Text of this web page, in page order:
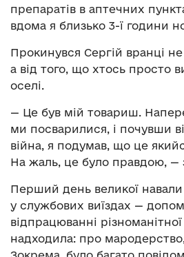
препаратів в аптечних
вдома я близько 3-ї години
Прокинувся Сергій вранці
а від того, що хтось просто
оселі.
— Це був мій товариш.
ми посварилися, і почувши
війна, я подумав, що це
На жаль, це було правдою, —
Перший день великої
у службових виїздах —
відпрацюванні
надходила: про